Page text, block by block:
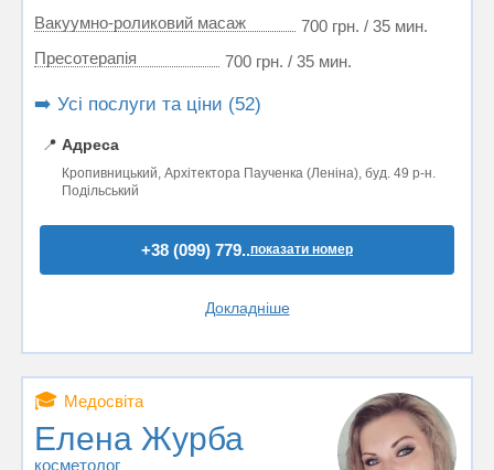
Вакуумно-роликовий масаж
700 грн. / 35 мин.
Пресотерапія
700 грн. / 35 мин.
➡️ Усі послуги та ціни (52)
📍 Адреса
Кропивницький, Архітектора Паученка (Леніна), буд. 49 р-н.
Подільський
+38 (099) 779..показати номер
Докладніше
🎓 Медосвіта
Елена Журба
косметолог